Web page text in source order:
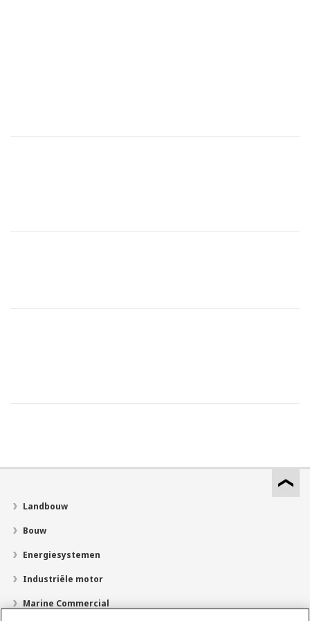
Landbouw
Bouw
Energiesystemen
Industriële motor
Marine Commercial